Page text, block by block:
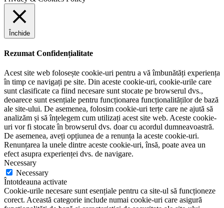
Închide
Rezumat Confidențialitate
Acest site web folosește cookie-uri pentru a vă îmbunătăți experiența
în timp ce navigați pe site. Din aceste cookie-uri, cookie-urile care
sunt clasificate ca fiind necesare sunt stocate pe browserul dvs.,
deoarece sunt esențiale pentru funcționarea funcționalităților de bază
ale site-ului. De asemenea, folosim cookie-uri terțe care ne ajută să
analizăm și să înțelegem cum utilizați acest site web. Aceste cookie-
uri vor fi stocate în browserul dvs. doar cu acordul dumneavoastră.
De asemenea, aveți opțiunea de a renunța la aceste cookie-uri.
Renunțarea la unele dintre aceste cookie-uri, însă, poate avea un
efect asupra experienței dvs. de navigare.
Necessary
Necessary
Întotdeauna activate
Cookie-urile necesare sunt esențiale pentru ca site-ul să funcționeze
corect. Această categorie include numai cookie-uri care asigură